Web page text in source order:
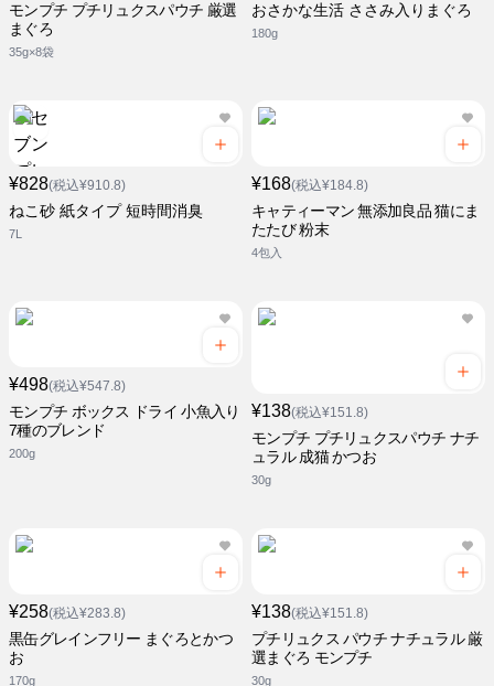
モンプチ プチリュクスパウチ 厳選
まぐろ
35g×8袋
おさかな生活 ささみ入りまぐろ
180g
¥828(税込¥910.8)
ねこ砂 紙タイプ 短時間消臭
7L
¥168(税込¥184.8)
キャティーマン 無添加良品 猫にま
たたび 粉末
4包入
¥498(税込¥547.8)
モンプチ ボックス ドライ 小魚入り
7種のブレンド
200g
¥138(税込¥151.8)
モンプチ プチリュクスパウチ ナチ
ュラル 成猫 かつお
30g
¥258(税込¥283.8)
黒缶グレインフリー まぐろとかつ
お
170g
¥138(税込¥151.8)
プチリュクス パウチ ナチュラル 厳
選まぐろ モンプチ
30g